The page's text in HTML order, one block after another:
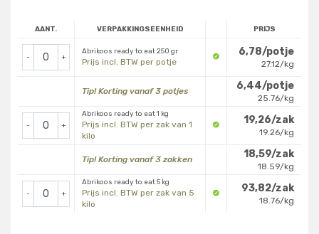
AANT. VERPAKKINGSEENHEID PRIJS
- +
Abrikoos ready to eat 250 gr
Prijs incl. BTW per potje
6,78/potje
27.12/kg
Tip! Korting vanaf 3 potjes 6,44/potje
25.76/kg
- +
Abrikoos ready to eat 1 kg
Prijs incl. BTW per zak van 1
kilo
19,26/zak
19.26/kg
Tip! Korting vanaf 3 zakken 18,59/zak
18.59/kg
- +
Abrikoos ready to eat 5 kg
Prijs incl. BTW per zak van 5
kilo
93,82/zak
18.76/kg